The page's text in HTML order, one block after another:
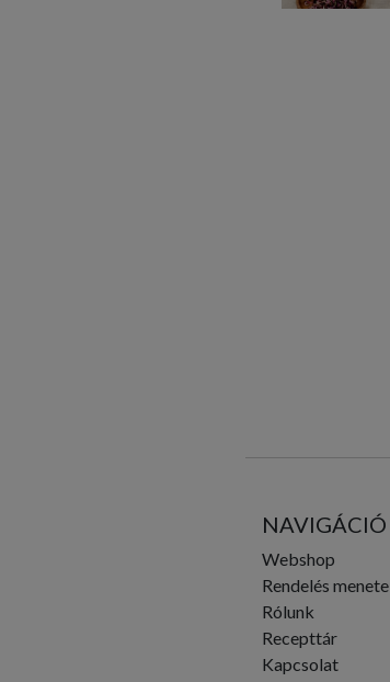
NAVIGÁCIÓ
Webshop
Rendelés menete
Rólunk
Recepttár
Kapcsolat